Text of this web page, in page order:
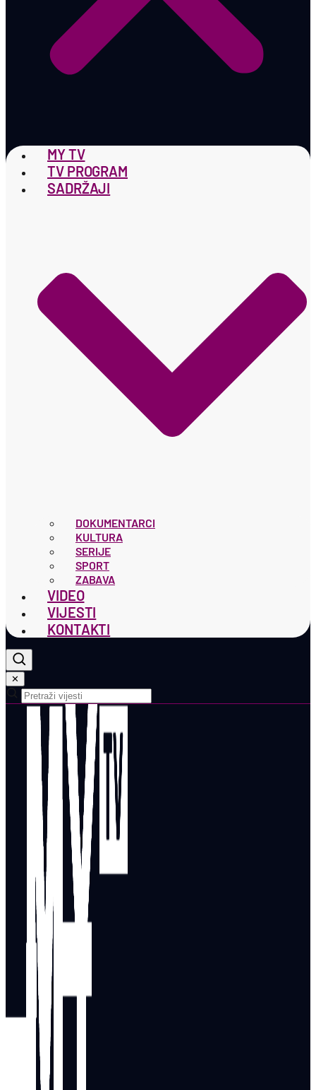
MY TV
TV PROGRAM
SADRŽAJI
DOKUMENTARCI
KULTURA
SERIJE
SPORT
ZABAVA
VIDEO
VIJESTI
KONTAKTI
✕